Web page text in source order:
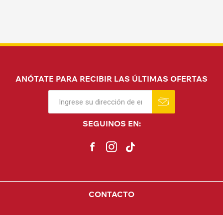
ANÓTATE PARA RECIBIR LAS ÚLTIMAS OFERTAS
SEGUINOS EN:
CONTACTO